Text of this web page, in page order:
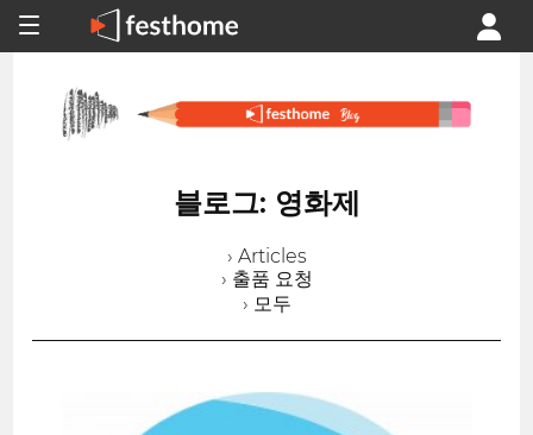
블로그: 영화제
› Articles
› 출품 요청
› 모두